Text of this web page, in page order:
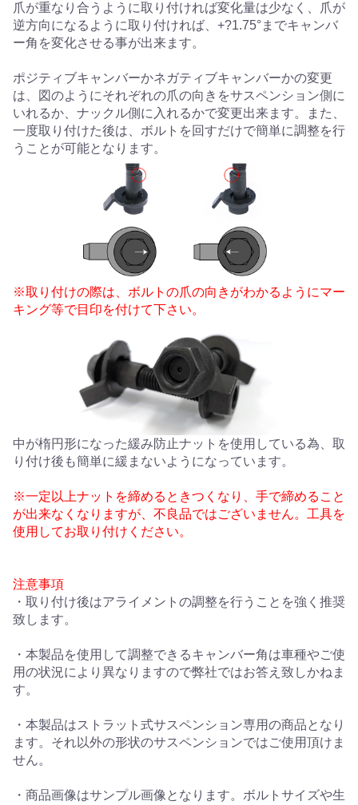
爪が重なり合うように取り付ければ変化量は少なく、爪が
逆方向になるように取り付ければ、+?1.75°までキャンバ
ー角を変化させる事が出来ます。
ポジティブキャンバーかネガティブキャンバーかの変更
は、図のようにそれぞれの爪の向きをサスペンション側に
いれるか、ナックル側に入れるかで変更出来ます。また、
一度取り付けた後は、ボルトを回すだけで簡単に調整を行
うことが可能となります。
※取り付けの際は、ボルトの爪の向きがわかるようにマー
キング等で目印を付けて下さい。
中が楕円形になった緩み防止ナットを使用している為、取
り付け後も簡単に緩まないようになっています。
※一定以上ナットを締めるときつくなり、手で締めること
が出来なくなりますが、不良品ではございません。工具を
使用してお取り付けください。
注意事項
・取り付け後はアライメントの調整を行うことを強く推奨
致します。
・本製品を使用して調整できるキャンバー角は車種やご使
用の状況により異なりますので弊社ではお答え致しかねま
す。
・本製品はストラット式サスペンション専用の商品となり
ます。それ以外の形状のサスペンションではご使用頂けま
せん。
・商品画像はサンプル画像となります。ボルトサイズや生